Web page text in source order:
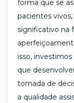
forma que se
pacientes
significativo na
isso,
que
tomada de
a qualidade